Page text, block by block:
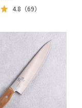
4.8 （69）